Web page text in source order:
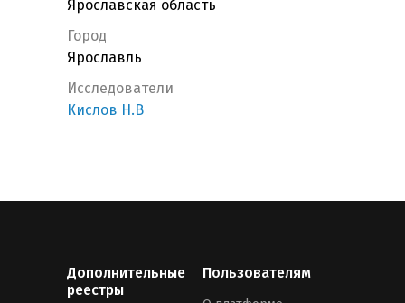
Ярославская область
Город
Ярославль
Исследователи
Кислов Н.В
Дополнительные
реестры
Пользователям